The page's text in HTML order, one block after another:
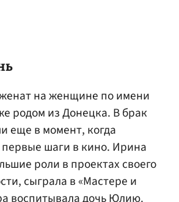
на женщине по имени
родом из Донецка. В брак
еще в момент, когда
шаги в кино. Ирина
роли в проектах своего
сыграла в «Мастере и
воспитывала дочь Юлию.